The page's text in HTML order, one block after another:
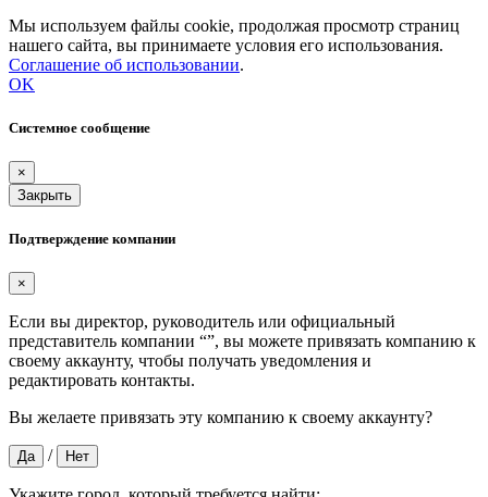
Мы используем файлы cookie, продолжая просмотр страниц
нашего сайта, вы принимаете условия его использования.
Соглашение об использовании.
OK
Системное сообщение
×
Закрыть
Подтверждение компании
×
Если вы директор, руководитель или официальный
представитель компании “”, вы можете привязать компанию к
своему аккаунту, чтобы получать уведомления и
редактировать контакты.
Вы желаете привязать эту компанию к своему аккаунту?
Да / Нет